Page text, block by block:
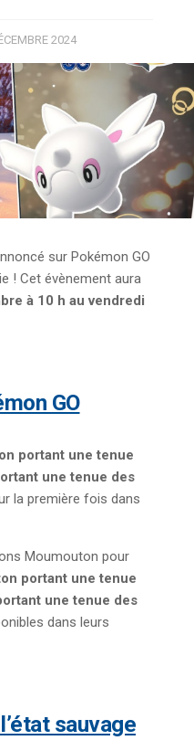
2024
sur Pokémon GO
! Cet évènement aura
à 10 h au vendredi
GO
portant une tenue
une tenue des
la première fois dans
Moumouton pour
portant une tenue
une tenue des
dans leurs
sauvage